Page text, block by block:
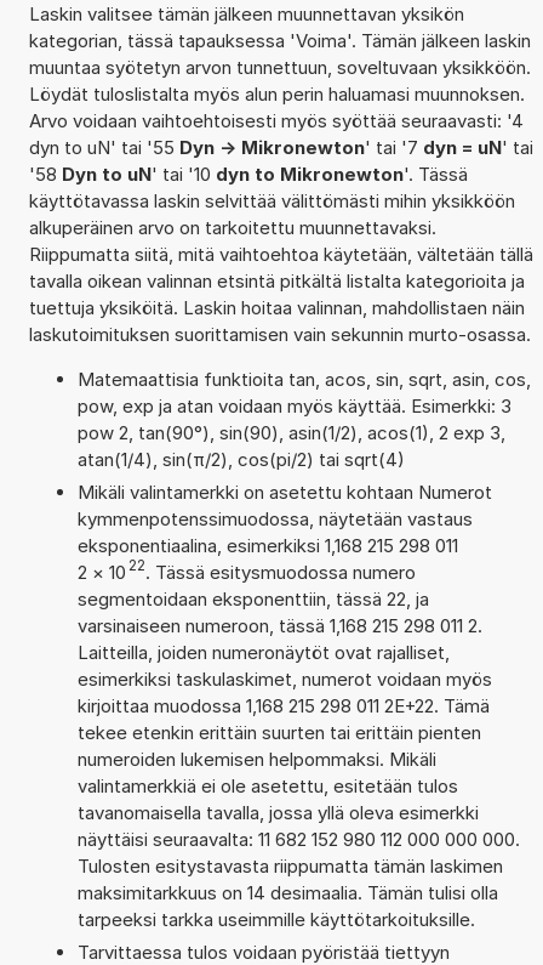
Laskin valitsee tämän jälkeen muunnettavan yksikön
kategorian, tässä tapauksessa 'Voima'. Tämän jälkeen laskin
muuntaa syötetyn arvon tunnettuun, soveltuvaan yksikköön.
Löydät tuloslistalta myös alun perin haluamasi muunnoksen.
Arvo voidaan vaihtoehtoisesti myös syöttää seuraavasti: '4
dyn to uN' tai '55 Dyn -> Mikronewton' tai '7 dyn = uN' tai
'58 Dyn to uN' tai '10 dyn to Mikronewton'. Tässä
käyttötavassa laskin selvittää välittömästi mihin yksikköön
alkuperäinen arvo on tarkoitettu muunnettavaksi.
Riippumatta siitä, mitä vaihtoehtoa käytetään, vältetään tällä
tavalla oikean valinnan etsintä pitkältä listalta kategorioita ja
tuettuja yksiköitä. Laskin hoitaa valinnan, mahdollistaen näin
laskutoimituksen suorittamisen vain sekunnin murto-osassa.
Matemaattisia funktioita tan, acos, sin, sqrt, asin, cos,
pow, exp ja atan voidaan myös käyttää. Esimerkki: 3
pow 2, tan(90°), sin(90), asin(1/2), acos(1), 2 exp 3,
atan(1/4), sin(π/2), cos(pi/2) tai sqrt(4)
Mikäli valintamerkki on asetettu kohtaan Numerot
kymmenpotenssimuodossa, näytetään vastaus
eksponentiaalina, esimerkiksi 1,168 215 298 011
2 × 10 22. Tässä esitysmuodossa numero
segmentoidaan eksponenttiin, tässä 22, ja
varsinaiseen numeroon, tässä 1,168 215 298 011 2.
Laitteilla, joiden numeronäytöt ovat rajalliset,
esimerkiksi taskulaskimet, numerot voidaan myös
kirjoittaa muodossa 1,168 215 298 011 2E+22. Tämä
tekee etenkin erittäin suurten tai erittäin pienten
numeroiden lukemisen helpommaksi. Mikäli
valintamerkkiä ei ole asetettu, esitetään tulos
tavanomaisella tavalla, jossa yllä oleva esimerkki
näyttäisi seuraavalta: 11 682 152 980 112 000 000 000.
Tulosten esitystavasta riippumatta tämän laskimen
maksimitarkkuus on 14 desimaalia. Tämän tulisi olla
tarpeeksi tarkka useimmille käyttötarkoituksille.
Tarvittaessa tulos voidaan pyöristää tiettyyn